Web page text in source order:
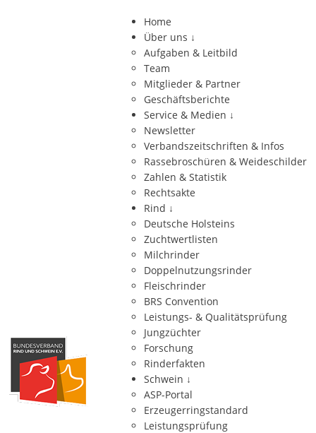
Home
Über uns ↓
Aufgaben & Leitbild
Team
Mitglieder & Partner
Geschäftsberichte
Service & Medien ↓
Newsletter
Verbandszeitschriften & Infos
Rassebroschüren & Weideschilder
Zahlen & Statistik
Rechtsakte
Rind ↓
Deutsche Holsteins
Zuchtwertlisten
Milchrinder
Doppelnutzungsrinder
Fleischrinder
BRS Convention
Leistungs- & Qualitätsprüfung
Jungzüchter
Forschung
Rinderfakten
Schwein ↓
ASP-Portal
Erzeugerringstandard
Leistungsprüfung